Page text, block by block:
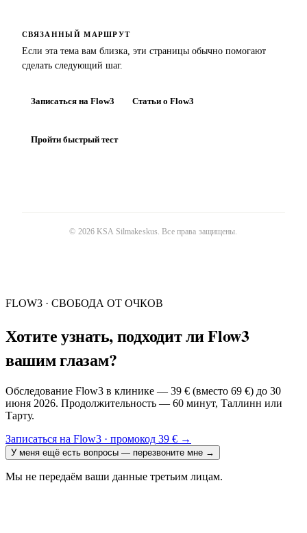
СВЯЗАННЫЙ МАРШРУТ
Если эта тема вам близка, эти страницы обычно помогают
сделать следующий шаг.
Записаться на Flow3 Статьи о Flow3
Пройти быстрый тест
© 2026 KSA Silmakeskus. Все права защищены.
FLOW3 · СВОБОДА ОТ ОЧКОВ
Хотите узнать, подходит ли Flow3
вашим глазам?
Обследование Flow3 в клинике — 39 € (вместо 69 €) до 30
июня 2026. Продолжительность — 60 минут, Таллинн или
Тарту.
Записаться на Flow3 · промокод 39 € →
У меня ещё есть вопросы — перезвоните мне →
Мы не передаём ваши данные третьим лицам.